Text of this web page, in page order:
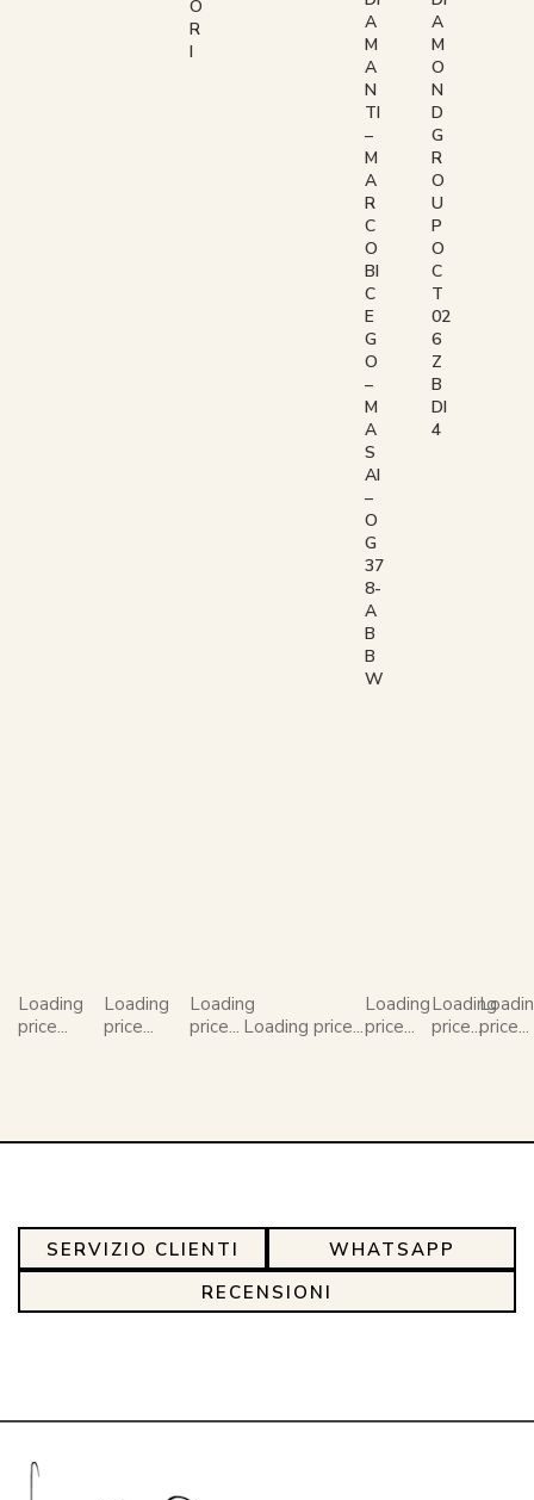
Loading
price...
Loading
price...
O
R
I
Loading
price... Loading price...
A
M
A
N
TI
–
M
A
R
C
O
BI
C
E
G
O
–
M
A
S
AI
–
O
G
37
8-
A
B
B
W
Loading
price...
A
M
O
N
D
G
R
O
U
P
O
C
T
02
6
Z
B
DI
4
Loading
price...price...
SERVIZIO CLIENTI
WHATSAPP
RECENSIONI